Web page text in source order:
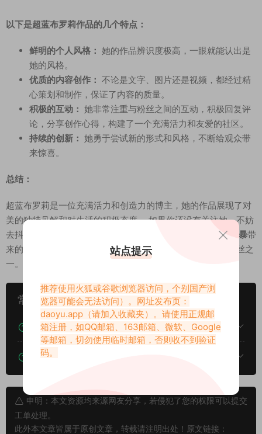
以下是超蓝布罗莉作品的几个特点：
鲜明的个人风格： 她的作品辨识度极高，一眼就能认出是
她的风格。
优质的内容创作： 不论是文字、图片还是视频，都经过精
心策划和制作，保证了内容的质量。
积极的互动： 她非常注重与粉丝之间的互动，积极回复评
论，分享创作心得，构建了一个充满活力和友爱的社区。
持续的创新： 她勇于尝试新的形式和风格，不断给观众带
来惊喜。
总结：
超蓝布罗莉是一位充满活力和创造力的博主，她的作品展现了对
美的独特见解和对生活的积极态度。 如果你还没有关注她，不妨
去抖音和岛遇app上搜索“超蓝布罗莉”，感受一下这股
蓝色风暴带
来的魅力。 相信你也会被她的作品所吸引，成为她忠实的粉丝之
一。
常见问题
下载后提示文件损坏、解压出错怎么办？
下载的资源如何解压？
申明：本文资源均来源网友分享，若侵犯了您的权限可以提交
工单处理。
此外本文章皆属于原创文章，转载请注明出处！原文链接：
站点提示
推荐使用火狐或谷歌浏览器访问，个别国产浏
览器可能会无法访问）。网址发布页：
daoyu.app （请加入收藏夹）。请使用正规邮
箱注册，如QQ邮箱、163邮箱、微软、Google
等邮箱，切勿使用临时邮箱，否则收不到验证
码。